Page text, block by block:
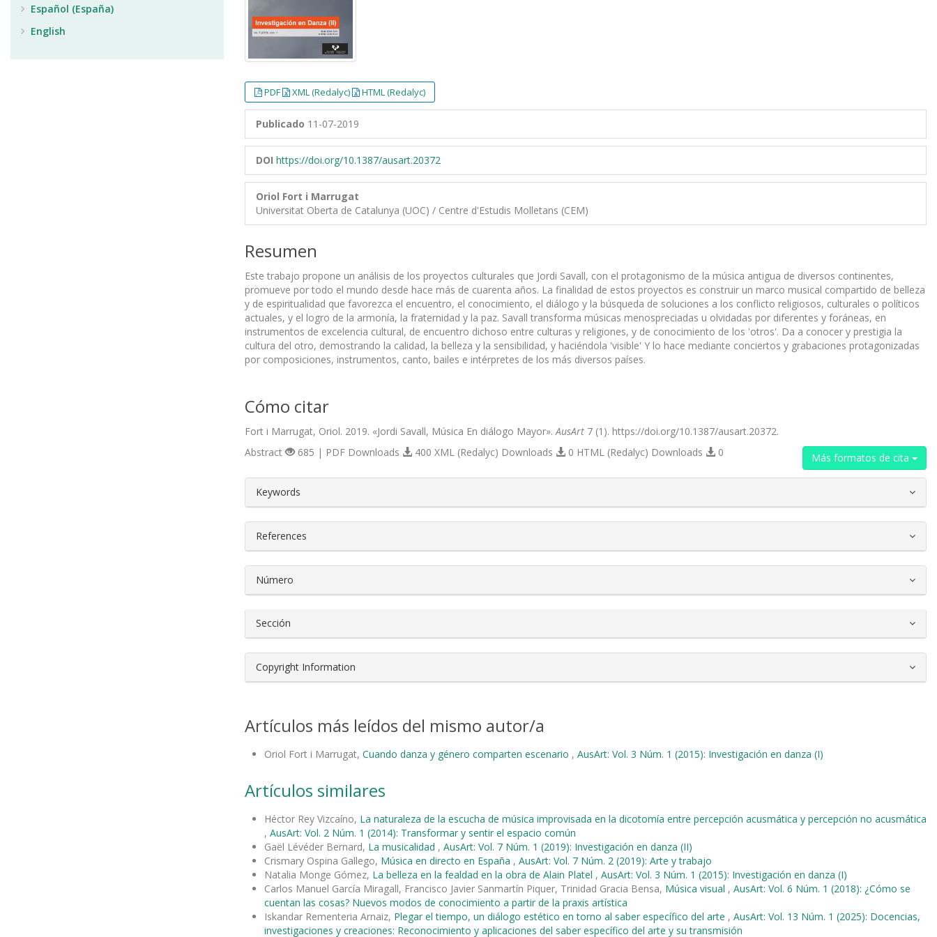
PDF XML (Redalyc) HTML (Redalyc)
Publicado 11-07-2019
DOI https://doi.org/10.1387/ausart.20372
Oriol Fort i Marrugat
Universitat Oberta de Catalunya (UOC) / Centre d'Estudis Molletans (CEM)
Resumen
Este trabajo propone un análisis de los proyectos culturales que Jordi Savall, con el protagonismo de la música antigua de diversos continentes,
promueve por todo el mundo desde hace más de cuarenta años. La finalidad de estos proyectos es construir un marco musical compartido de belleza
y de espiritualidad que favorezca el encuentro, el conocimiento, el diálogo y la búsqueda de soluciones a los conflicto religiosos, culturales o políticos
actuales, y el logro de la armonía, la fraternidad y la paz. Savall transforma músicas menospreciadas u olvidadas por diferentes y foráneas, en
instrumentos de excelencia cultural, de encuentro dichoso entre culturas y religiones, y de conocimiento de los 'otros'. Da a conocer y prestigia la
cultura del otro, demostrando la calidad, la belleza y la sensibilidad, y haciéndola 'visible' Y lo hace mediante conciertos y grabaciones protagonizadas
por composiciones, instrumentos, canto, bailes e intérpretes de los más diversos países.
Cómo citar
Fort i Marrugat, Oriol. 2019. «Jordi Savall, Música En diálogo Mayor». AusArt 7 (1). https://doi.org/10.1387/ausart.20372.
Más formatos de cita
Abstract 685 | PDF Downloads 400 XML (Redalyc) Downloads 0 HTML (Redalyc) Downloads 0
##plugins.themes.bootstrap3.article.details##
Keywords
References
Número
Sección
Copyright Information
Artículos más leídos del mismo autor/a
Oriol Fort i Marrugat, Cuando danza y género comparten escenario , AusArt: Vol. 3 Núm. 1 (2015): Investigación en danza (I)
Artículos similares
Héctor Rey Vizcaíno, La naturaleza de la escucha de música improvisada en la dicotomía entre percepción acusmática y percepción no acusmática
, AusArt: Vol. 2 Núm. 1 (2014): Transformar y sentir el espacio común
Gaël Lévéder Bernard, La musicalidad , AusArt: Vol. 7 Núm. 1 (2019): Investigación en danza (II)
Crismary Ospina Gallego, Música en directo en España , AusArt: Vol. 7 Núm. 2 (2019): Arte y trabajo
Natalia Monge Gómez, La belleza en la fealdad en la obra de Alain Platel , AusArt: Vol. 3 Núm. 1 (2015): Investigación en danza (I)
Carlos Manuel García Miragall, Francisco Javier Sanmartín Piquer, Trinidad Gracia Bensa, Música visual , AusArt: Vol. 6 Núm. 1 (2018): ¿Cómo se
cuentan las cosas? Nuevos modos de conocimiento a partir de la praxis artística
Iskandar Rementeria Arnaiz, Plegar el tiempo, un diálogo estético en torno al saber específico del arte , AusArt: Vol. 13 Núm. 1 (2025): Docencias,
investigaciones y creaciones: Reconocimiento y aplicaciones del saber específico del arte y su transmisión
Español (España)
English